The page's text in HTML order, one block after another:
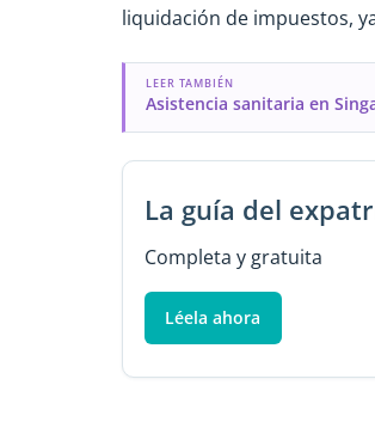
liquidación de impuestos,
LEER TAMBIÉN
Asistencia sanitaria en
La guía del
Completa y gratuita
Léela ahora